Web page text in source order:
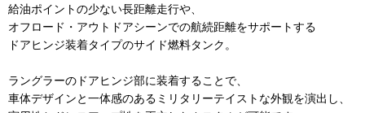
給油ポイントの少ない長距離走行や、
オフロード・アウトドアシーンでの航続距離をサポートする
ドアヒンジ装着タイプのサイド燃料タンク。
ラングラーのドアヒンジ部に装着することで、
車体デザインと一体感のあるミリタリーテイストな外観を演出し、